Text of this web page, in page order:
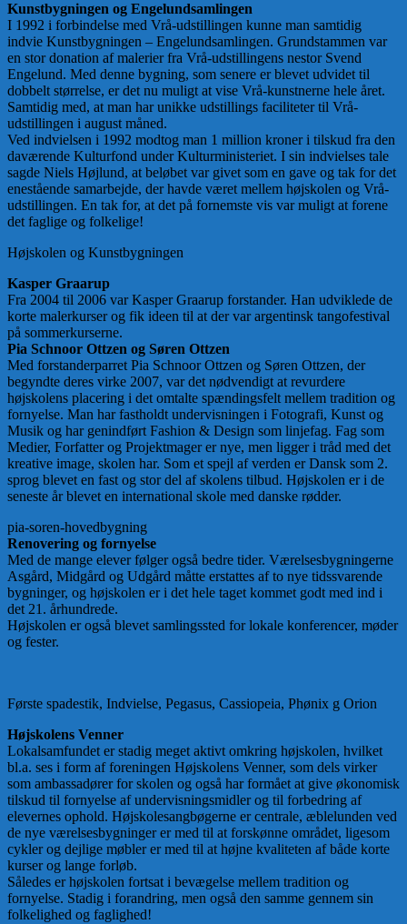
Kunstbygningen og Engelundsamlingen
I 1992 i forbindelse med Vrå-udstillingen kunne man samtidig
indvie Kunstbygningen – Engelundsamlingen. Grundstammen var
en stor donation af malerier fra Vrå-udstillingens nestor Svend
Engelund. Med denne bygning, som senere er blevet udvidet til
dobbelt størrelse, er det nu muligt at vise Vrå-kunstnerne hele året.
Samtidig med, at man har unikke udstillings faciliteter til Vrå-
udstillingen i august måned.
Ved indvielsen i 1992 modtog man 1 million kroner i tilskud fra den
daværende Kulturfond under Kulturministeriet. I sin indvielses tale
sagde Niels Højlund, at beløbet var givet som en gave og tak for det
enestående samarbejde, der havde været mellem højskolen og Vrå-
udstillingen. En tak for, at det på fornemste vis var muligt at forene
det faglige og folkelige!
Højskolen og Kunstbygningen
Kasper Graarup
Fra 2004 til 2006 var Kasper Graarup forstander. Han udviklede de
korte malerkurser og fik ideen til at der var argentinsk tangofestival
på sommerkurserne.
Pia Schnoor Ottzen og Søren Ottzen
Med forstanderparret Pia Schnoor Ottzen og Søren Ottzen, der
begyndte deres virke 2007, var det nødvendigt at revurdere
højskolens placering i det omtalte spændingsfelt mellem tradition og
fornyelse. Man har fastholdt undervisningen i Fotografi, Kunst og
Musik og har genindført Fashion & Design som linjefag. Fag som
Medier, Forfatter og Projektmager er nye, men ligger i tråd med det
kreative image, skolen har. Som et spejl af verden er Dansk som 2.
sprog blevet en fast og stor del af skolens tilbud. Højskolen er i de
seneste år blevet en international skole med danske rødder.
pia-soren-hovedbygning
Renovering og fornyelse
Med de mange elever følger også bedre tider. Værelsesbygningerne
Asgård, Midgård og Udgård måtte erstattes af to nye tidssvarende
bygninger, og højskolen er i det hele taget kommet godt med ind i
det 21. århundrede.
Højskolen er også blevet samlingssted for lokale konferencer, møder
og fester.
Første spadestik, Indvielse, Pegasus, Cassiopeia, Phønix g Orion
Højskolens Venner
Lokalsamfundet er stadig meget aktivt omkring højskolen, hvilket
bl.a. ses i form af foreningen Højskolens Venner, som dels virker
som ambassadører for skolen og også har formået at give økonomisk
tilskud til fornyelse af undervisningsmidler og til forbedring af
elevernes ophold. Højskolesangbøgerne er centrale, æblelunden ved
de nye værelsesbygninger er med til at forskønne området, ligesom
cykler og dejlige møbler er med til at højne kvaliteten af både korte
kurser og lange forløb.
Således er højskolen fortsat i bevægelse mellem tradition og
fornyelse. Stadig i forandring, men også den samme gennem sin
folkelighed og faglighed!